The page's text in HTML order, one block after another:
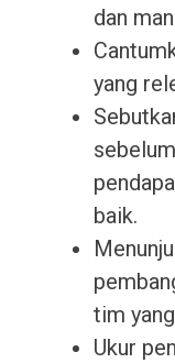
dan
yang
baik.
tim
Ukur